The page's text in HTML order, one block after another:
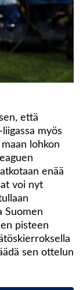
että
myös
lohkon
enää
voi nyt
Suomen
pisteen
sen ottelun